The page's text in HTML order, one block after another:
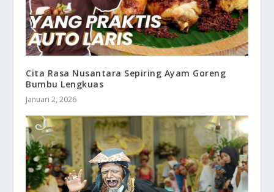
Cita Rasa Nusantara Sepiring Ayam Goreng
Bumbu Lengkuas
Januari 2, 2026